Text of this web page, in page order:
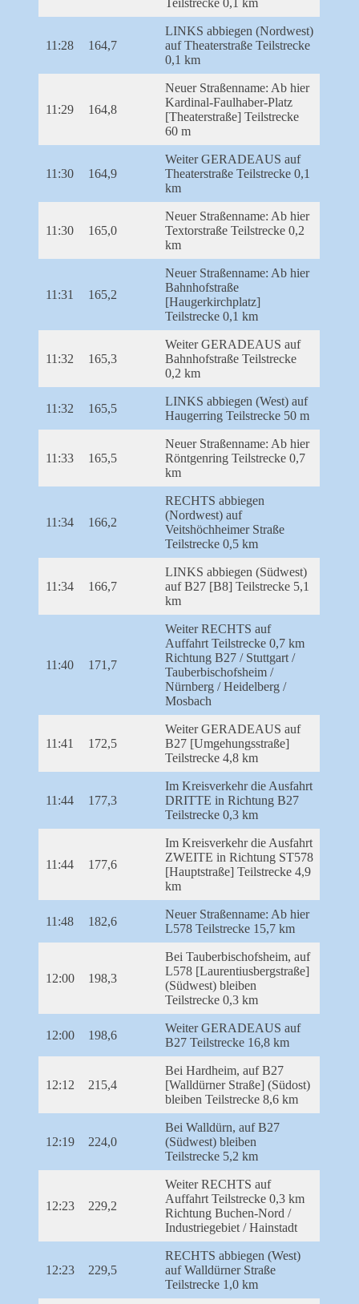
11:28 164,7
LINKS abbiegen (Nordwest)
auf Theaterstraße Teilstrecke
0,1 km
11:29 164,8
Neuer Straßenname: Ab hier
Kardinal-Faulhaber-Platz
[Theaterstraße] Teilstrecke
60 m
11:30 164,9
Weiter GERADEAUS auf
Theaterstraße Teilstrecke 0,1
km
11:30 165,0
Neuer Straßenname: Ab hier
Textorstraße Teilstrecke 0,2
km
11:31 165,2
Neuer Straßenname: Ab hier
Bahnhofstraße
[Haugerkirchplatz]
Teilstrecke 0,1 km
11:32 165,3
Weiter GERADEAUS auf
Bahnhofstraße Teilstrecke
0,2 km
11:32 165,5
LINKS abbiegen (West) auf
Haugerring Teilstrecke 50 m
11:33 165,5
Neuer Straßenname: Ab hier
Röntgenring Teilstrecke 0,7
km
11:34 166,2
RECHTS abbiegen
(Nordwest) auf
Veitshöchheimer Straße
Teilstrecke 0,5 km
11:34 166,7
LINKS abbiegen (Südwest)
auf B27 [B8] Teilstrecke 5,1
km
11:40 171,7
Weiter RECHTS auf
Auffahrt Teilstrecke 0,7 km
Richtung B27 / Stuttgart /
Tauberbischofsheim /
Nürnberg / Heidelberg /
Mosbach
11:41 172,5
Weiter GERADEAUS auf
B27 [Umgehungsstraße]
Teilstrecke 4,8 km
11:44 177,3
Im Kreisverkehr die Ausfahrt
DRITTE in Richtung B27
Teilstrecke 0,3 km
11:44 177,6
Im Kreisverkehr die Ausfahrt
ZWEITE in Richtung ST578
[Hauptstraße] Teilstrecke 4,9
km
11:48 182,6
Neuer Straßenname: Ab hier
L578 Teilstrecke 15,7 km
12:00 198,3
Bei Tauberbischofsheim, auf
L578 [Laurentiusbergstraße]
(Südwest) bleiben
Teilstrecke 0,3 km
12:00 198,6
Weiter GERADEAUS auf
B27 Teilstrecke 16,8 km
12:12 215,4
Bei Hardheim, auf B27
[Walldürner Straße] (Südost)
bleiben Teilstrecke 8,6 km
12:19 224,0
Bei Walldürn, auf B27
(Südwest) bleiben
Teilstrecke 5,2 km
12:23 229,2
Weiter RECHTS auf
Auffahrt Teilstrecke 0,3 km
Richtung Buchen-Nord /
Industriegebiet / Hainstadt
12:23 229,5
RECHTS abbiegen (West)
auf Walldürner Straße
Teilstrecke 1,0 km